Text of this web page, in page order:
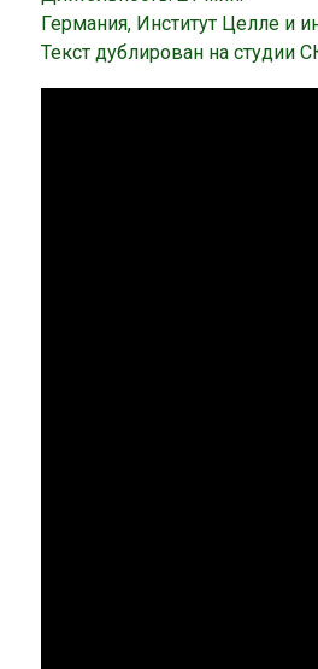
Германия, Институт Целле и
Текст дублирован на студии